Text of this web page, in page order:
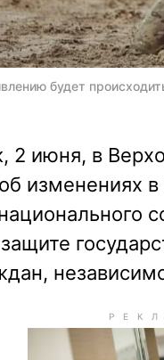
будет
2 июня, в
изменениях в